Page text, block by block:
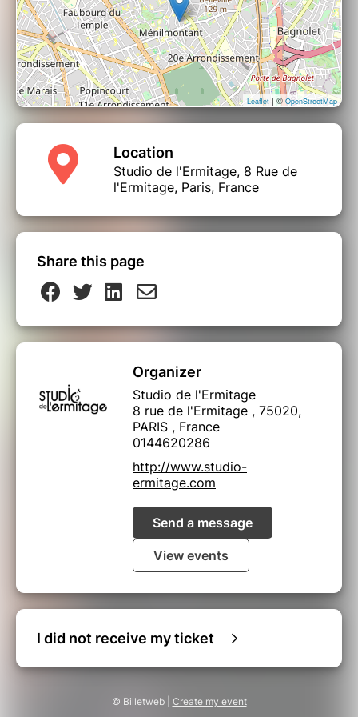
Leaflet | © OpenStreetMap
Location
Studio de l'Ermitage, 8 Rue de
l'Ermitage, Paris, France
Share this page
Organizer
Studio de l'Ermitage
8 rue de l'Ermitage , 75020,
PARIS , France
0144620286
http://www.studio-
ermitage.com
Send a message
View events
I did not receive my ticket
© Billetweb | Create my event